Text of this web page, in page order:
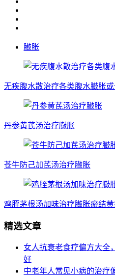
臌胀
无疾腹水散治疗各类腹水臌胀
丹参黄芪汤治疗臌胀
苍牛防己加芪汤治疗臌胀
鸡胵茅根汤加味治疗臌胀瘀结
精选文章
女人抗衰老食疗偏方大全
好
中老年人常见小病的治疗